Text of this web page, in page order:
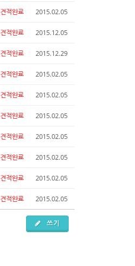
견적완료 2015.02.05
견적완료 2015.12.05
견적완료 2015.12.29
견적완료 2015.02.05
견적완료 2015.02.05
견적완료 2015.02.05
견적완료 2015.02.05
견적완료 2015.02.05
견적완료 2015.02.05
견적완료 2015.02.05
쓰기